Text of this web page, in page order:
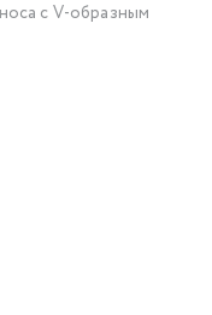
с V-образным